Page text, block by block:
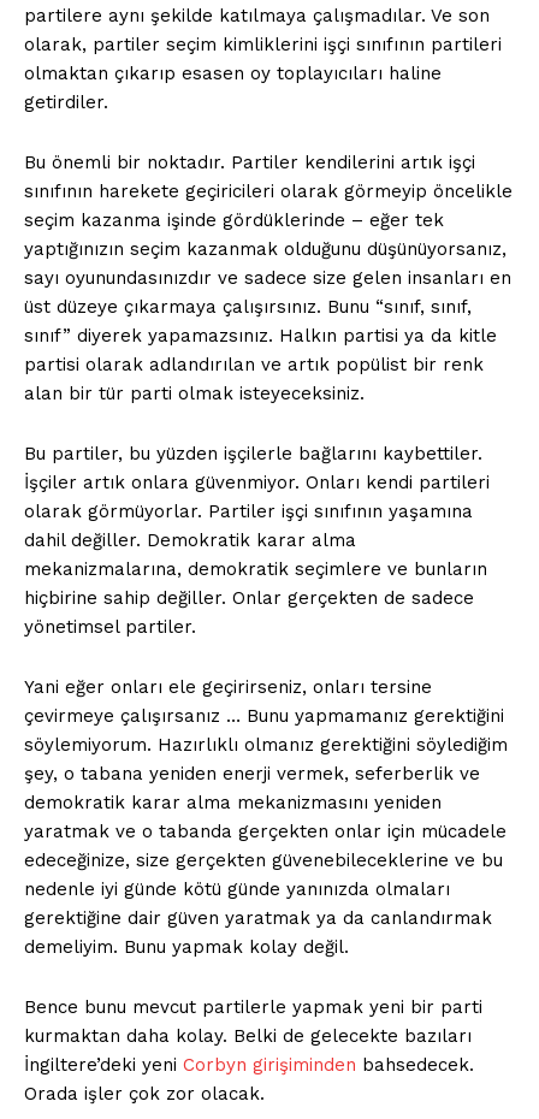
partilere aynı şekilde katılmaya çalışmadılar. Ve son
olarak, partiler seçim kimliklerini işçi sınıfının partileri
olmaktan çıkarıp esasen oy toplayıcıları haline
getirdiler.
Bu önemli bir noktadır. Partiler kendilerini artık işçi
sınıfının harekete geçiricileri olarak görmeyip öncelikle
seçim kazanma işinde gördüklerinde – eğer tek
yaptığınızın seçim kazanmak olduğunu düşünüyorsanız,
sayı oyunundasınızdır ve sadece size gelen insanları en
üst düzeye çıkarmaya çalışırsınız. Bunu “sınıf, sınıf,
sınıf” diyerek yapamazsınız. Halkın partisi ya da kitle
partisi olarak adlandırılan ve artık popülist bir renk
alan bir tür parti olmak isteyeceksiniz.
Bu partiler, bu yüzden işçilerle bağlarını kaybettiler.
İşçiler artık onlara güvenmiyor. Onları kendi partileri
olarak görmüyorlar. Partiler işçi sınıfının yaşamına
dahil değiller. Demokratik karar alma
mekanizmalarına, demokratik seçimlere ve bunların
hiçbirine sahip değiller. Onlar gerçekten de sadece
yönetimsel partiler.
Yani eğer onları ele geçirirseniz, onları tersine
çevirmeye çalışırsanız … Bunu yapmamanız gerektiğini
söylemiyorum. Hazırlıklı olmanız gerektiğini söylediğim
şey, o tabana yeniden enerji vermek, seferberlik ve
demokratik karar alma mekanizmasını yeniden
yaratmak ve o tabanda gerçekten onlar için mücadele
edeceğinize, size gerçekten güvenebileceklerine ve bu
nedenle iyi günde kötü günde yanınızda olmaları
gerektiğine dair güven yaratmak ya da canlandırmak
demeliyim. Bunu yapmak kolay değil.
Bence bunu mevcut partilerle yapmak yeni bir parti
kurmaktan daha kolay. Belki de gelecekte bazıları
İngiltere’deki yeni Corbyn girişiminden bahsedecek.
Orada işler çok zor olacak.